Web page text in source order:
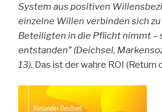
System aus positiven
einzelne Willen verbinden sich
Beteiligten in die Pflicht nimmt –
entstanden” (Deichsel,
13). Das ist der wahre ROI (Return